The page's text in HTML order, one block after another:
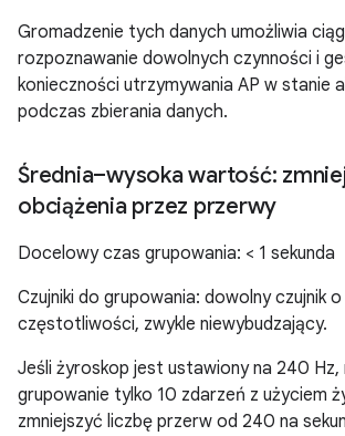
Gromadzenie tych danych umożliwia
rozpoznawanie dowolnych czynności i
konieczności utrzymywania AP w stanie
podczas zbierania danych.
Średnia–wysoka wartość:
obciążenia przez przerwy
Docelowy czas grupowania: < 1 sekunda
Czujniki do grupowania: dowolny czujnik
częstotliwości, zwykle niewybudzający.
Jeśli żyroskop jest ustawiony na 240 Hz,
grupowanie tylko 10 zdarzeń z użyciem
zmniejszyć liczbę przerw od 240 na